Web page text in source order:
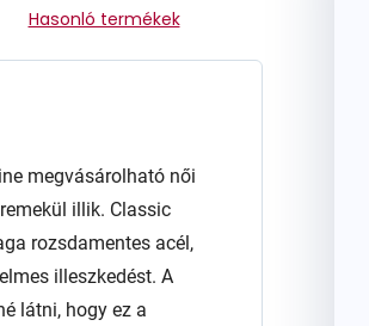
Hasonló termékek
megvásárolható női
illik. Classic
rozsdamentes acél,
illeszkedést. A
látni, hogy ez a